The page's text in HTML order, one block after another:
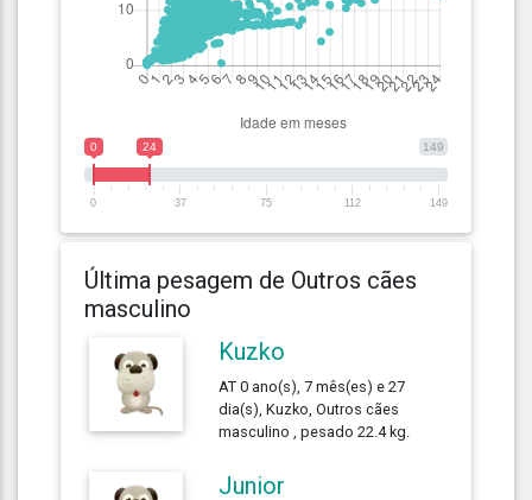
149
0 24
0 37 75 112 149
Última pesagem de Outros cães
masculino
Kuzko
AT 0 ano(s), 7 mês(es) e 27
dia(s), Kuzko, Outros cães
masculino , pesado 22.4 kg.
Junior